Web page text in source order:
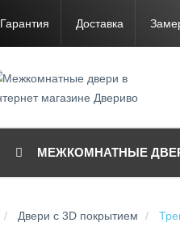
Гарантия Доставка
МЕЖКОМНАТНЫЕ
Двери с 3D покрытием